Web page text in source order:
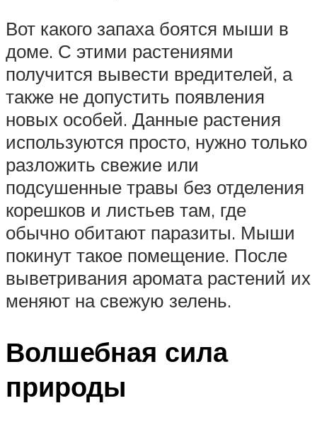
Вот какого запаха боятся мыши в
доме. С этими растениями
получится вывести вредителей, а
также не допустить появления
новых особей. Данные растения
используются просто, нужно только
разложить свежие или
подсушенные травы без отделения
корешков и листьев там, где
обычно обитают паразиты. Мыши
покинут такое помещение. После
выветривания аромата растений их
меняют на свежую зелень.
Волшебная сила
природы